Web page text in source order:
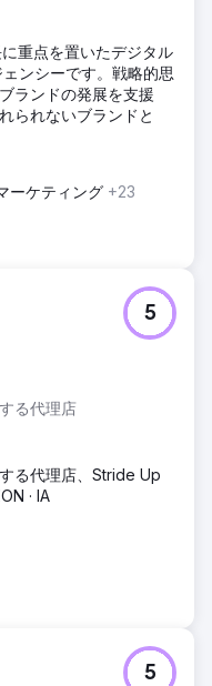
重点を置いたデジタル
ンシーです。戦略的思
ランドの発展を支援
られないブランドと
ーケティング +23
る代理店
5
る代理店、Stride Up
· IA
5